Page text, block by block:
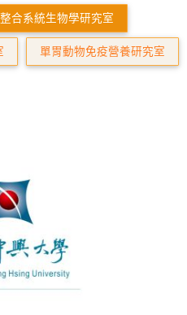
整合系統生物學研究室
單胃動物免疫營養研究室